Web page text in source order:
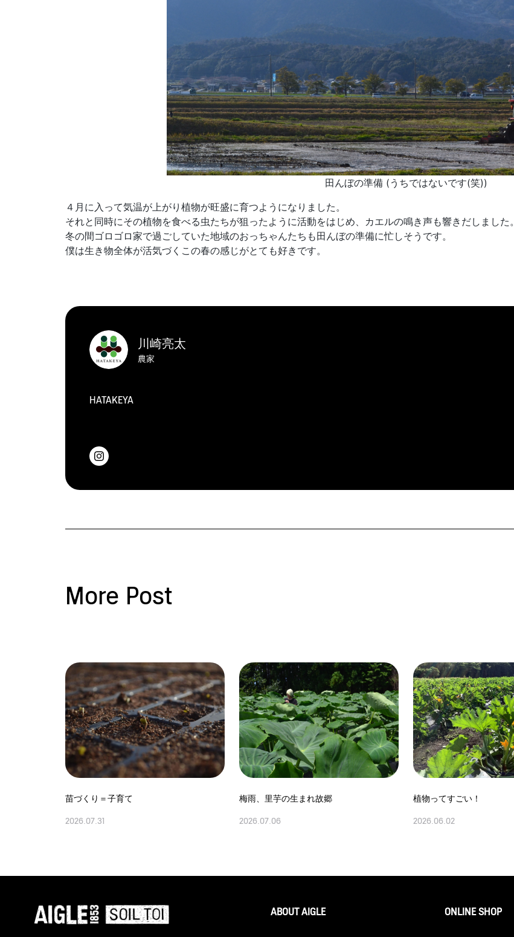
田んぼの準備 (うちではないです(笑))
４月に入って気温が上がり植物が旺盛に育つようになりました。
それと同時にその植物を食べる虫たちが狙ったように活動をはじめ、カエルの鳴き声も響きだしました。
冬の間ゴロゴロ家で過ごしていた地域のおっちゃんたちも田んぼの準備に忙しそうです。
僕は生き物全体が活気づくこの春の感じがとても好きです。
川崎亮太
農家
HATAKEYA
More Post
苗づくり＝子育て
2026.07.31
梅雨、里芋の生まれ故郷
2026.07.06
植物ってすごい！
2026.06.02
ABOUT AIGLE ONLINE SHOP